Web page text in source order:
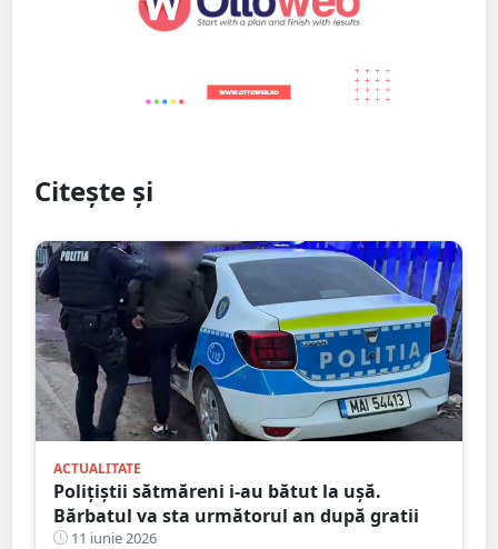
Citește și
ACTUALITATE
Polițiștii sătmăreni i-au bătut la ușă.
Bărbatul va sta următorul an după gratii
11 iunie 2026